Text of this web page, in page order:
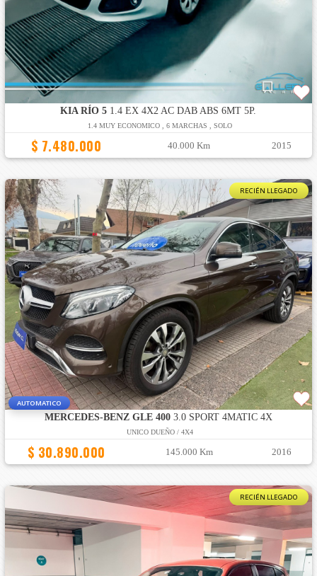
KIA RÍO 5 1.4 EX 4X2 AC DAB ABS 6MT 5P.
1.4 MUY ECONOMICO , 6 MARCHAS , SOLO
$ 7.480.000 40.000 Km 2015
RECIÉN LLEGADO
AUTOMATICO
MERCEDES-BENZ GLE 4003.0 SPORT 4MATIC 4X
UNICO DUEÑO / 4X4
$ 30.890.000 145.000 Km 2016
RECIÉN LLEGADO